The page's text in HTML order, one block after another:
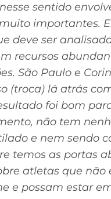
sentido
importantes.
deve ser
recursos
São Paulo e
(troca) lá atrás
foi bom
não tem
e nem sendo
temos as portas
atletas que não
e possam estar